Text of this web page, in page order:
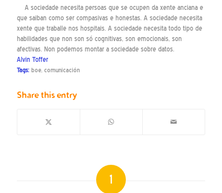
A sociedade necesita persoas que se ocupen da xente anciana e
que saiban como ser compasivas e honestas. A sociedade necesita
xente que traballe nos hospitais. A sociedade necesita todo tipo de
habilidades que non son só cognitivas, son emocionais, son
afectivas. Non podemos montar a sociedade sobre datos.
Alvin Toffer
Tags: boe, comunicación
Share this entry
1